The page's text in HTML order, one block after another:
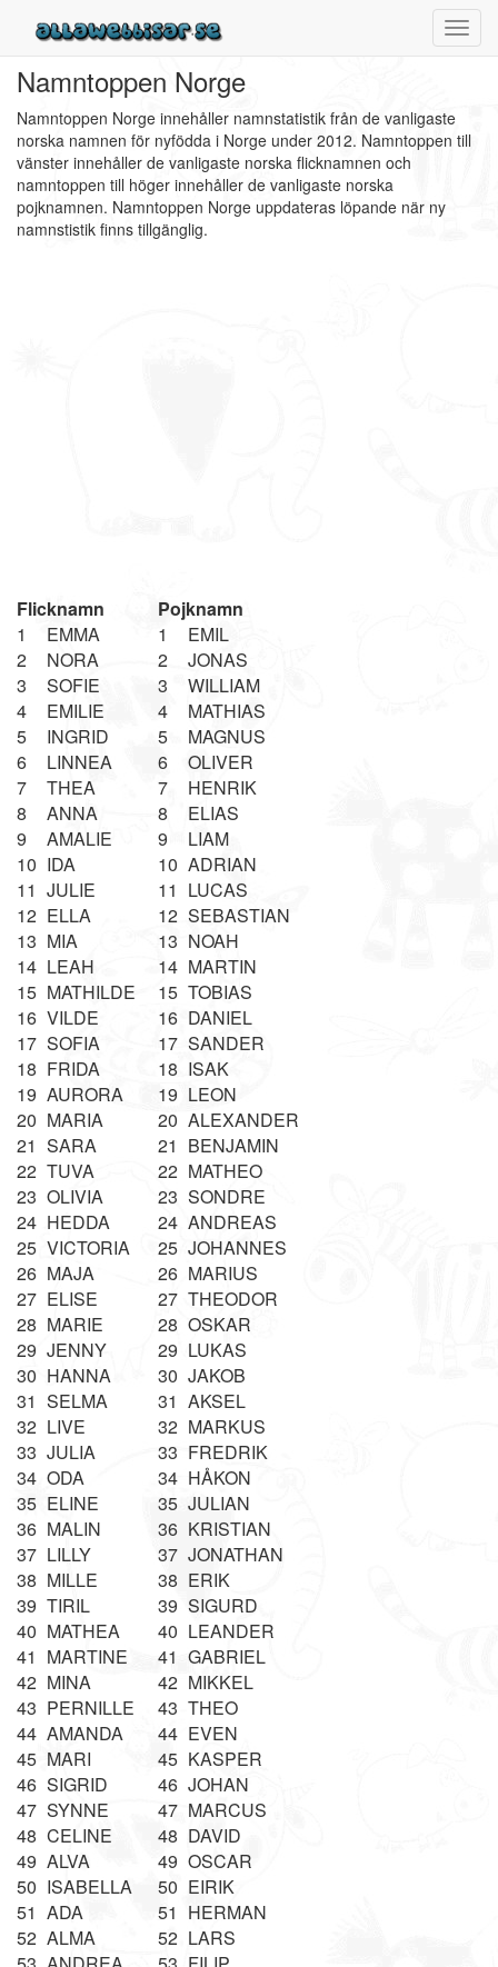
Namntoppen Norge
Namntoppen Norge innehåller namnstatistik från de vanligaste
norska namnen för nyfödda i Norge under 2012. Namntoppen till
vänster innehåller de vanligaste norska flicknamnen och
namntoppen till höger innehåller de vanligaste norska
pojknamnen. Namntoppen Norge uppdateras löpande när ny
namnstistik finns tillgänglig.
Flicknamn
Pojknamn
1
EMMA 1
EMIL
2
NORA 2
JONAS
3
SOFIE 3
WILLIAM
4
EMILIE 4
MATHIAS
5
INGRID 5
MAGNUS
6
LINNEA 6
OLIVER
7
THEA 7
HENRIK
8
ANNA 8
ELIAS
9
AMALIE 9
LIAM
10 IDA 10 ADRIAN
11 JULIE 11 LUCAS
12 ELLA 12 SEBASTIAN
13 MIA 13 NOAH
14 LEAH 14 MARTIN
15 MATHILDE 15 TOBIAS
16 VILDE 16 DANIEL
17 SOFIA 17 SANDER
18 FRIDA 18 ISAK
19 AURORA 19 LEON
20 MARIA 20 ALEXANDER
21 SARA 21 BENJAMIN
22 TUVA 22 MATHEO
23 OLIVIA 23 SONDRE
24 HEDDA 24 ANDREAS
25 VICTORIA 25 JOHANNES
26 MAJA 26 MARIUS
27 ELISE 27 THEODOR
28 MARIE 28 OSKAR
29 JENNY 29 LUKAS
30 HANNA 30 JAKOB
31 SELMA 31 AKSEL
32 LIVE 32 MARKUS
33 JULIA 33 FREDRIK
34 ODA 34 HÅKON
35 ELINE 35 JULIAN
36 MALIN 36 KRISTIAN
37 LILLY 37 JONATHAN
38 MILLE 38 ERIK
39 TIRIL 39 SIGURD
40 MATHEA 40 LEANDER
41 MARTINE 41 GABRIEL
42 MINA 42 MIKKEL
43 PERNILLE 43 THEO
44 AMANDA 44 EVEN
45 MARI 45 KASPER
46 SIGRID 46 JOHAN
47 SYNNE 47 MARCUS
48 CELINE 48 DAVID
49 ALVA 49 OSCAR
50 ISABELLA 50 EIRIK
51 ADA 51 HERMAN
52 ALMA 52 LARS